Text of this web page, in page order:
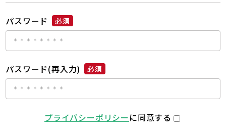
パスワード 必須
パスワード(再入力) 必須
プライバシーポリシー に同意する